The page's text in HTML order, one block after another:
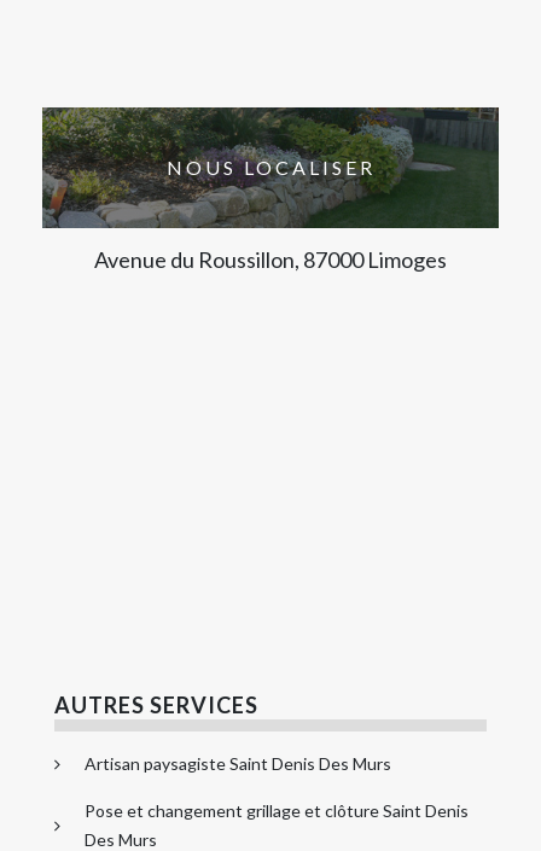
NOUS LOCALISER
Avenue du Roussillon, 87000 Limoges
AUTRES SERVICES
Artisan paysagiste Saint Denis Des Murs
Pose et changement grillage et clôture Saint Denis
Des Murs